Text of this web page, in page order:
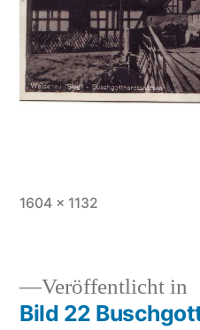
1604 × 1132
Veröffentlicht in
Bild 22